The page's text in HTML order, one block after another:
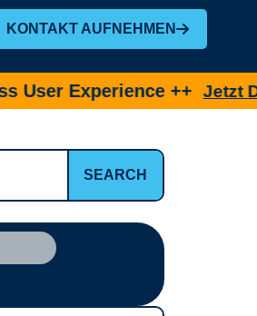
KONTAKT AUFNEHMEN
++Jetzt Demo buchen
SEARCH